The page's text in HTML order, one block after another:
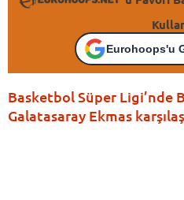
Eurohoops'u
Basketbol Süper Ligi’nde
Galatasaray Ekmas